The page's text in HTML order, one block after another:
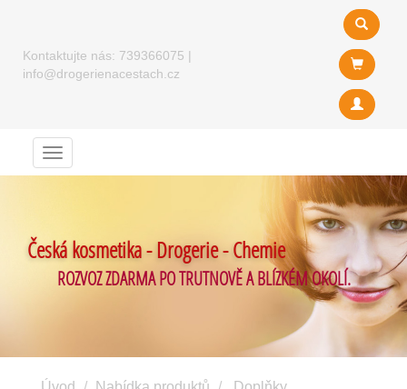
Kontaktujte nás: 739366075 |
info@drogerienacestach.cz
Menu
Česká kosmetika - Drogerie - Chemie
ROZVOZ ZDARMA PO TRUTNOVĚ A BLÍZKÉM OKOLÍ.